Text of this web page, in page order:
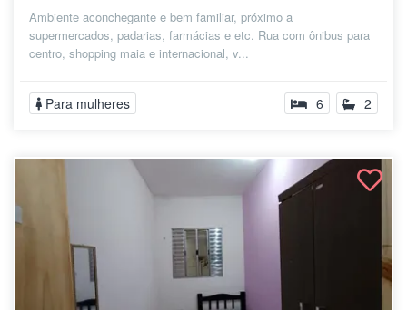
Ambiente aconchegante e bem familiar, próximo a
supermercados, padarias, farmácias e etc. Rua com ônibus para
centro, shopping maia e internacional, v...
Para mulheres 6 2